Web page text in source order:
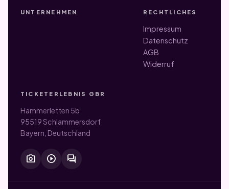
UNTERNEHMEN RECHTLICHES
Impressum
Datenschutz
AGB
Widerruf
TICKETERLEBNIS GBR
Hammerletten 5b
95519 Schlammersdorf
Bayern, Deutschland
photo_camera play_circle forum